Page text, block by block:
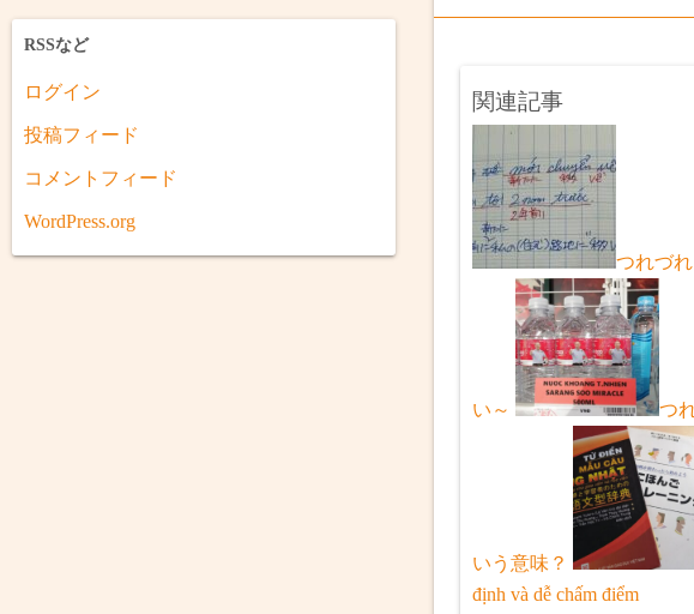
関連記事
つれづ
い～ つ
いう意味？
định và dễ chấm điểm
RSSなど
ログイン
投稿フィード
コメントフィード
WordPress.org